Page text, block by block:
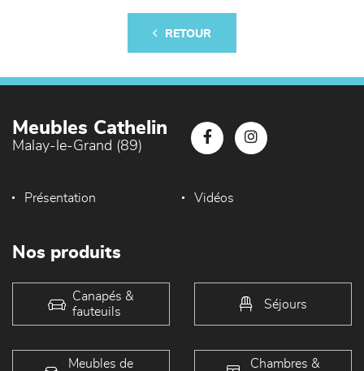
RETOUR
Meubles Cathelin
Malay-le-Grand (89)
Présentation Vidéos
Nos produits
Canapés &
fauteuils
Séjours
Meubles de
Chambres &